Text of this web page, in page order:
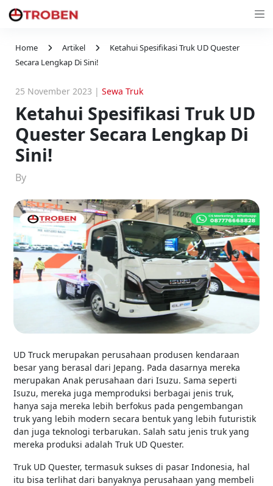
Home Artikel
Ketahui Spesifikasi Truk UD Quester
Secara Lengkap Di Sini!
25 November 2023 | Sewa Truk
Ketahui Spesifikasi Truk UD
Quester Secara Lengkap Di
Sini!
By
UD Truck merupakan perusahaan produsen kendaraan
besar yang berasal dari Jepang. Pada dasarnya mereka
merupakan Anak perusahaan dari Isuzu. Sama seperti
Isuzu, mereka juga memproduksi berbagai jenis truk,
hanya saja mereka lebih berfokus pada pengembangan
truk yang lebih modern secara bentuk yang lebih futuristik
dan juga teknologi terbarukan. Salah satu jenis truk yang
mereka produksi adalah Truk UD Quester.
Truk UD Quester, termasuk sukses di pasar Indonesia, hal
itu bisa terlihat dari banyaknya perusahaan yang membeli